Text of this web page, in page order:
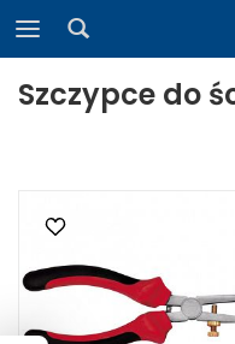
Szczypce do